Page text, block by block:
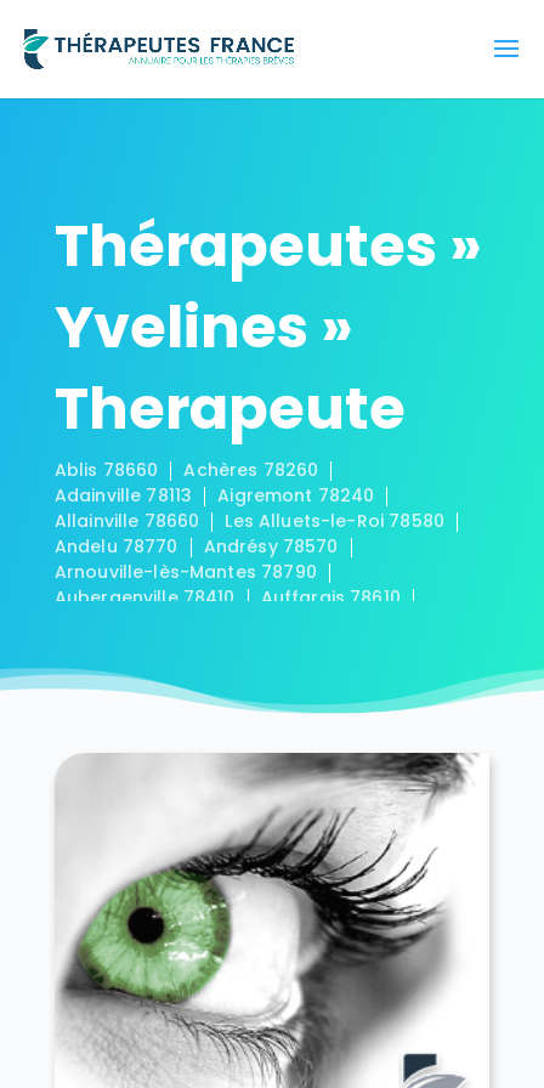
Thérapeutes »
Yvelines »
Therapeute
Ablis 78660
Achères 78260
Adainville 78113
Aigremont 78240
Allainville 78660
Les Alluets-le-Roi 78580
Andelu 78770
Andrésy 78570
Arnouville-lès-Mantes 78790
Aubergenville 78410
Auffargis 78610
Autouillet 78770
Bazainville 78550
Bazemont 78580
Béhoust 78910
Bennecourt 78270
Beynes 78650
Blaru 78270
Boinville-en-Mantois 78930
Boinville-le-Gaillard 78660
Boinvilliers 78200
Bois-d'Arcy 78390
Boissets 78910
La Boissière-École 78125
Boissy-Mauvoisin 78200
Boissy-sans-Avoir 78490
Bonnelles 78830
Bonnières-sur-Seine 78270
Bouafle 78410
Bougival 78380
Bourdonné 78113
Breuil-Bois-Robert 78930
Bréval 78980
Les Bréviaires 78610
Brueil-en-Vexin 78440
Buc 78530
Buchelay 78200
Bullion 78830
Carrières-sous-Poissy 78955